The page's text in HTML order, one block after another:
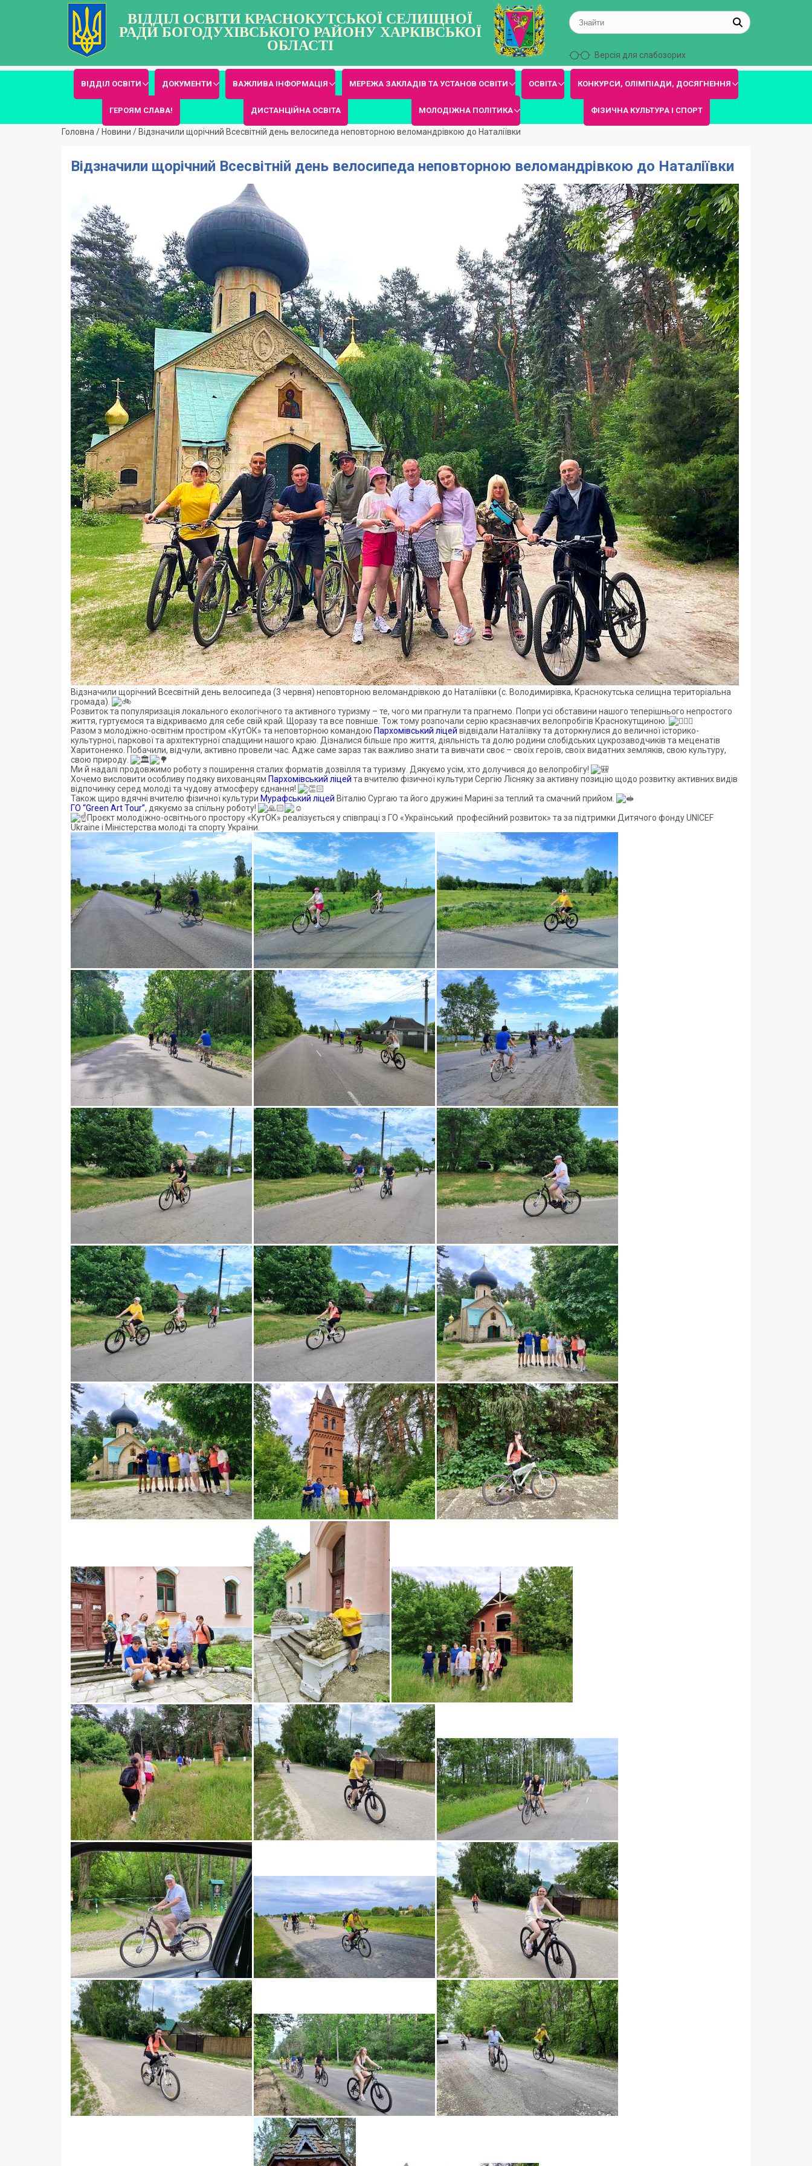
ВІДДІЛ ОСВІТИ КРАСНОКУТСЬКОЇ СЕЛИЩНОЇ
РАДИ БОГОДУХІВСЬКОГО РАЙОНУ ХАРКІВСЬКОЇ
ОБЛАСТІ
Версія для слабозорих
ВІДДІЛ ОСВІТИ ДОКУМЕНТИ ВАЖЛИВА ІНФОРМАЦІЯ МЕРЕЖА ЗАКЛАДІВ ТА УСТАНОВ ОСВІТИ ОСВІТА КОНКУРСИ, ОЛІМПІАДИ, ДОСЯГНЕННЯ
ГЕРОЯМ СЛАВА! ДИСТАНЦІЙНА ОСВІТА МОЛОДІЖНА ПОЛІТИКА ФІЗИЧНА КУЛЬТУРА І СПОРТ
Головна / Новини / Відзначили щорічний Всесвітній день велосипеда неповторною веломандрівкою до Наталіївки
Відзначили щорічний Всесвітній день велосипеда неповторною веломандрівкою до Наталіївки
Відзначили щорічний Всесвітній день велосипеда (3 червня) неповторною веломандрівкою до Наталіївки (с. Володимирівка, Краснокутська селищна територіальна
громада).
Розвиток та популяризація локального екологічного та активного туризму – те, чого ми прагнули та прагнемо. Попри усі обставини нашого теперішнього непростого
життя, гуртуємося та відкриваємо для себе свій край. Щоразу та все повніше. Тож тому розпочали серію краєзнавчих велопробігів Краснокутщиною.
Разом з молодіжно-освітнім простіром «КутОК» та неповторною командою Пархомівський ліцей відвідали Наталіївку та доторкнулися до величної історико-
культурної, паркової та архітектурної спадщини нашого краю. Дізналися більше про життя, діяльність та долю родини слобідських цукрозаводчиків та меценатів
Харитоненко. Побачили, відчули, активно провели час. Адже саме зараз так важливо знати та вивчати своє – своїх героїв, своїх видатних земляків, свою культуру,
свою природу.
Ми й надалі продовжимо роботу з поширення сталих форматів дозвілля та туризму. Дякуємо усім, хто долучився до велопробігу!
Хочемо висловити особливу подяку вихованцям Пархомівський ліцей та вчителю фізичної культури Сергію Лісняку за активну позицію щодо розвитку активних видів
відпочинку серед молоді та чудову атмосферу єднання!
Також щиро вдячні вчителю фізичної культури Мурафський ліцей Віталію Сургаю та його дружині Марині за теплий та смачний прийом.
ГО “Green Art Tour”, дякуємо за спільну роботу!
Проєкт молодіжно-освітнього простору «КутОК» реалізується у співпраці з ГО «Український професійний розвиток» та за підтримки Дитячого фонду UNICEF
Ukraine і Міністерства молоді та спорту України.